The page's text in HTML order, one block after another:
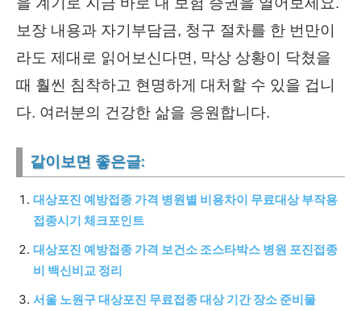
보장 내용과 자기부담금, 청구 절차를 한 번만이
라도 제대로 읽어보신다면, 막상 상황이 닥쳤을
때 훨씬 침착하고 현명하게 대처할 수 있을 겁니
다. 여러분의 건강한 삶을 응원합니다.
같이보면 좋은글:
대상포진 예방접종 가격 병원별 비용차이 무료대상 부작용
접종시기 체크포인트
대상포진 예방접종 가격 보건소 조스타박스 병원 포진접종
비 백신비교 정리
서울 노원구 대상포진 무료접종 대상 기간 장소 준비물